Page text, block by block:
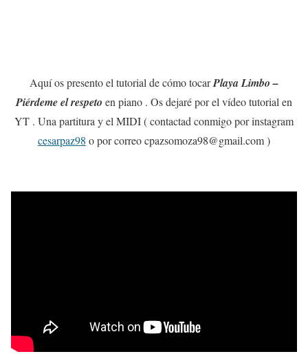
Aquí os presento el tutorial de cómo tocarPlaya Limbo –
Piérdeme el respeto en piano . Os dejaré por el vídeo tutorial en
YT . Una partitura y el MIDI ( contactad conmigo por instagram
cesarpaz98 o por correo cpazsomoza98@gmail.com )